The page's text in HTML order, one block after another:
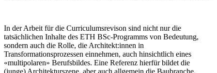
In der Arbeit für die Curriculumsrevison sind nicht nur die
tatsächlichen Inhalte des ETH BSc-Programms von Bedeutung,
sondern auch die Rolle, die Architekt:innen in
Transformationsprozessen einnehmen, auch hinsichtlich eines
«multipolaren» Berufsbildes. Eine Referenz hierfür bildet die
(junge) Architekturszene, aber auch allgemein die Baubranche.